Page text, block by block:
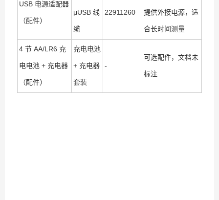
USB 电源适配器
（配件）
μUSB 线
缆
22911260 提供外接电源，适
合长时间测量
4 节 AA/LR6 充
电电池 + 充电器
（配件）
充电电池
+ 充电器
套装
-
可选配件，文档未
标注